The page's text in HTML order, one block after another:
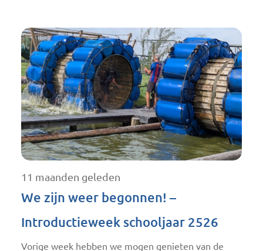
11 maanden geleden
We zijn weer begonnen! –
Introductieweek schooljaar 2526
Vorige week hebben we mogen genieten van de